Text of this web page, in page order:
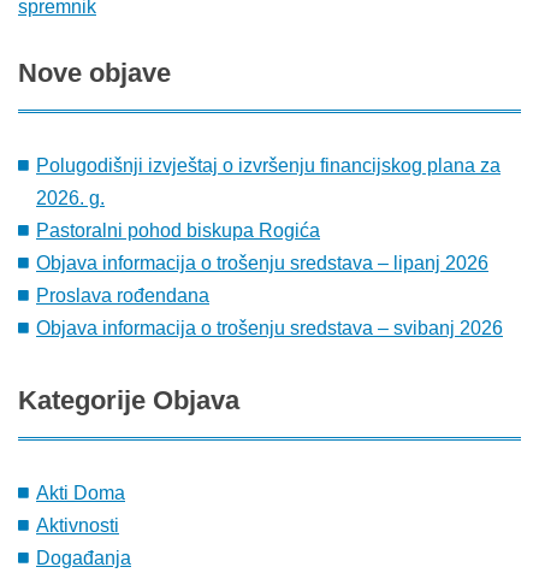
spremnik
Nove objave
Polugodišnji izvještaj o izvršenju financijskog plana za
2026. g.
Pastoralni pohod biskupa Rogića
Objava informacija o trošenju sredstava – lipanj 2026
Proslava rođendana
Objava informacija o trošenju sredstava – svibanj 2026
Kategorije Objava
Akti Doma
Aktivnosti
Događanja